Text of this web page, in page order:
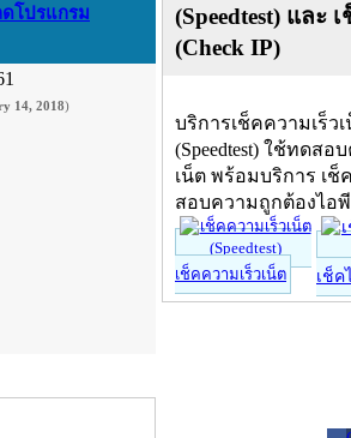
โปรแกรม
14, 2018)
(Speedtest) และ
(Check IP)
บริการเช็คความเร็ว
(Speedtest) ใช้ทดสอ
เน็ต พร้อมบริการ เช็
สอบความถูกต้องไอ
เช็คความเร็วเน็ต เช็ค